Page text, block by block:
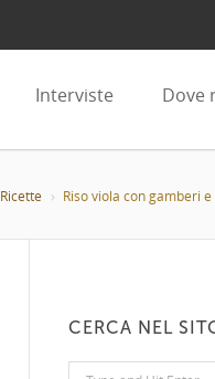
Interviste Dove
Ricette Riso viola con gamberi
CERCA NEL